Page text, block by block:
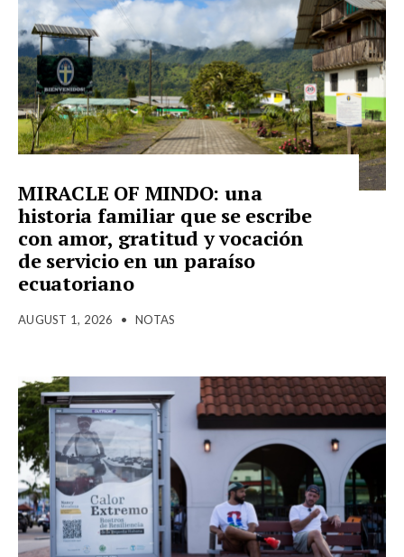
MIRACLE OF MINDO: una
historia familiar que se escribe
con amor, gratitud y vocación
de servicio en un paraíso
ecuatoriano
AUGUST 1, 2026 • NOTAS